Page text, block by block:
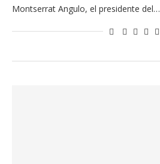
Montserrat Angulo, el presidente del…